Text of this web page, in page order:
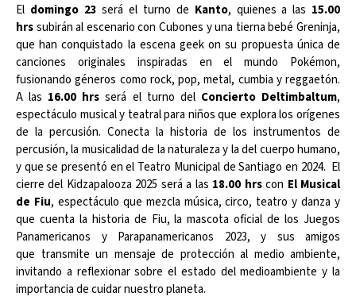
El domingo 23 será el turno de Kanto, quienes a las 15.00
hrssubirán al escenario con Cubones y una tierna bebé Greninja,
que han conquistado la escena geek on su propuesta única de
canciones originales inspiradas en el mundo Pokémon,
fusionando géneros como rock, pop, metal, cumbia y reggaetón.
A las 16.00 hrs será el turno del Concierto Deltimbaltum,
espectáculo musical y teatral para niños que explora los orígenes
de la percusión. Conecta la historia de los instrumentos de
percusión, la musicalidad de la naturaleza y la del cuerpo humano,
y que se presentó en el Teatro Municipal de Santiago en 2024. El
cierre del Kidzapalooza 2025 será a las 18.00 hrscon El Musical
de Fiu, espectáculo que mezcla música, circo, teatro y danza y
que cuenta la historia de Fiu, la mascota oficial de los Juegos
Panamericanos y Parapanamericanos 2023, y sus amigos
que transmite un mensaje de protección al medio ambiente,
invitando a reflexionar sobre el estado del medioambiente y la
importancia de cuidar nuestro planeta.